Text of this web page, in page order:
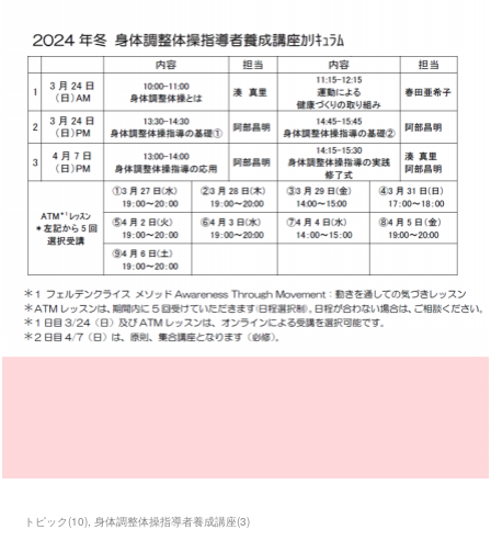
トピック(10) 身体調整体操指導者養成講座(3)